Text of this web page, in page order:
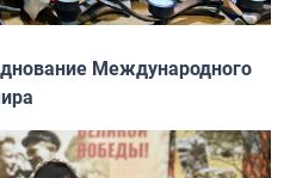
Международного